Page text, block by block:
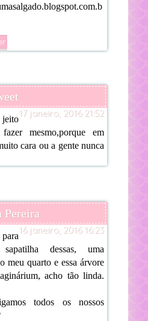
17 janeiro, 2016 21:52
jeito
mesmo,porque em
cara ou a gente nunca
Pereira
16 janeiro, 2016 16:23
dessas, uma
meu quarto e essa árvore
acho tão linda.
todos os nossos